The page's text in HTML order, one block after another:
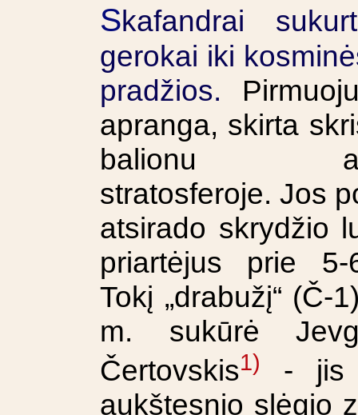
Skafandrai
gerokai iki
pradžios.
apranga, skirta
balionu
stratosferoje. Jos
atsirado skrydžio
priartėjus prie
Tokį „drabužį“ (Č-
m. sukūrė
Čertovskis1)
- jis
aukštesnio slėgio